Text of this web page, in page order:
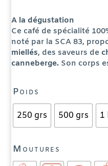
A la dégustation
Ce café de spécialité
noté par la SCA 83,
miellés, des saveurs de
canneberge. Son corps
Poids
250 grs 500 grs 1
Moutures